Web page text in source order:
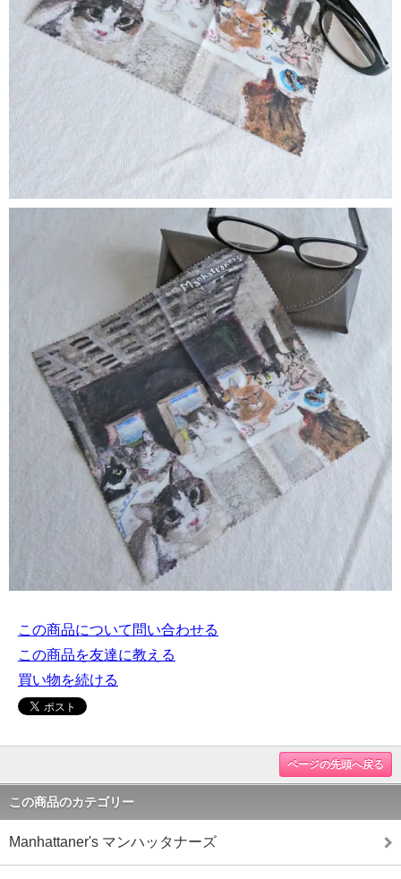
この商品について問い合わせる
この商品を友達に教える
買い物を続ける
ページの先頭へ戻る
この商品のカテゴリー
Manhattaner's マンハッタナーズ